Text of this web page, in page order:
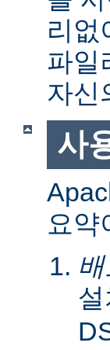
리없
파일
자신
사
요약